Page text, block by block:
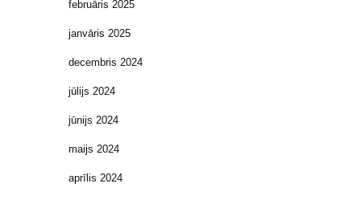
februāris 2025
janvāris 2025
decembris 2024
jūlijs 2024
jūnijs 2024
maijs 2024
aprīlis 2024